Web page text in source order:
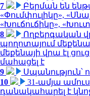
7
Բերման են
«Փումփուլիկը»,
«Խուճուճիկը»,
8
Ողբերգական
պողոտայում
մեքենայի վրա էլ
մահացել է
9
Սպանություն՝
10
31-ամյա
դանակահարել է